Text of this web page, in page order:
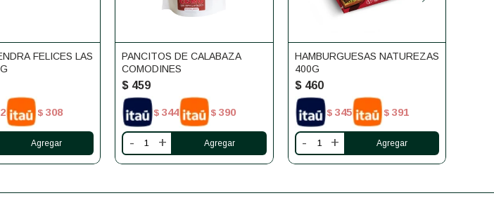
FELICES LAS
$ 308
PANCITOS DE CALABAZA
COMODINES
$ 459
$ 344 $ 390
- +
HAMBURGUESAS NATUREZAS
400G
$ 460
$ 345 $ 391
- +